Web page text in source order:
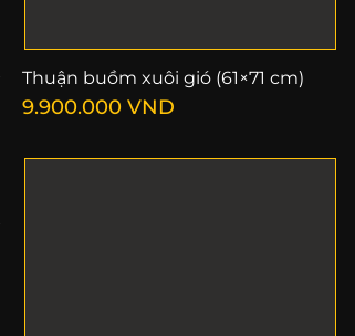
Thuận buồm xuôi gió (61×71 cm)
9.900.000 VND